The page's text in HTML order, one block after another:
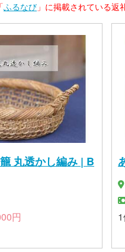
ふるなび 」に掲載されている返
丸透かし編み | B
円